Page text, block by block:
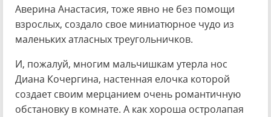
Аверина Анастасия, тоже явно не без помощи
взрослых, создало свое миниатюрное чудо из
маленьких атласных треугольничков.
И, пожалуй, многим мальчишкам утерла нос
Диана Кочергина, настенная елочка которой
создает своим мерцанием очень романтичную
обстановку в комнате. А как хороша остролапая